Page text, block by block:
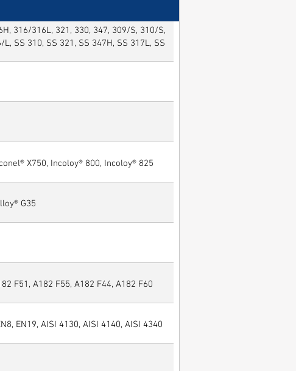
316/316L, 321, 330, 347, 309/S, 310/S,
SS 310, SS 321, SS 347H, SS 317L, SS
X750, Incoloy® 800, Incoloy® 825
G35
F51, A182 F55, A182 F44, A182 F60
EN19, AISI 4130, AISI 4140, AISI 4340